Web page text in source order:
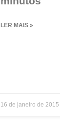
LER MAIS »
16 de janeiro de 2015